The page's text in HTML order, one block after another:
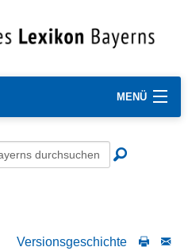
MENÜ
Versionsgeschichte